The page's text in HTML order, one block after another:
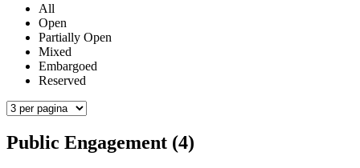
All
Open
Partially Open
Mixed
Embargoed
Reserved
Public Engagement (4)